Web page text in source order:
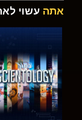
אתה עשוי